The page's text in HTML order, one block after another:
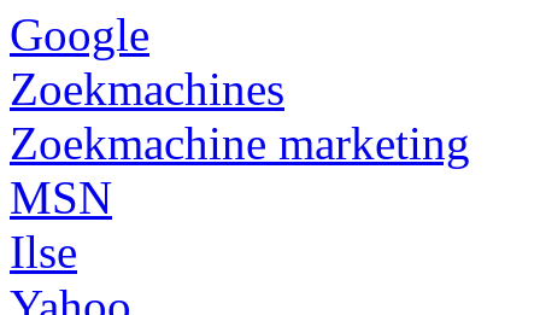
Google
Zoekmachines
Zoekmachine marketing
MSN
Ilse